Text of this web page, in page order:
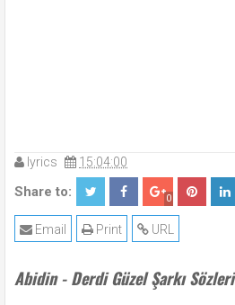
lyrics 15:04:00
Share to: 0
URL
Print
Email
Abidin - Derdi Güzel Şarkı Sözleri